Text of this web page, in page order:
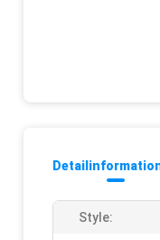
Style: